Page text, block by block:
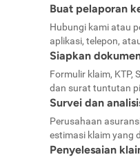
Buat pelaporan
Hubungi kami atau
aplikasi, telepon,
Siapkan
Formulir klaim, KTP,
dan surat tuntutan
Survei dan
Perusahaan
estimasi klaim yang
Penyelesaian